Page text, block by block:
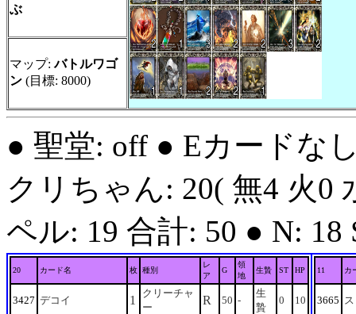
ぶ
マップ:バトルワゴ
ン (目標: 8000)
● 聖堂: off ● Eカードな
クリちゃん: 20( 無4 火0
ペル: 19 合計: 50 ● N: 18
20 カード名 枚 種別
レ
ア
G
領
地
生贄 ST HP
3427 デコイ 1
クリーチャ
ー
R 50 -
生
贄
0 10
11 カ
3665